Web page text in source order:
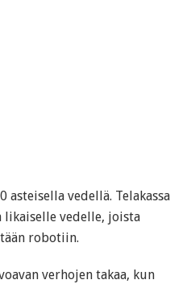
asteisella vedellä. Telakassa
vedelle, joista
robotiin.
verhojen takaa, kun